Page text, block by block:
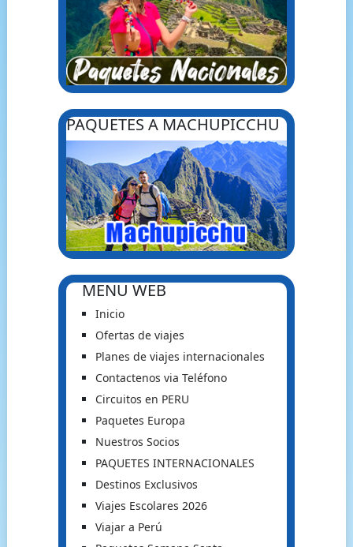
PAQUETES A MACHUPICCHU
MENU WEB
Inicio
Ofertas de viajes
Planes de viajes internacionales
Contactenos via Teléfono
Circuitos en PERU
Paquetes Europa
Nuestros Socios
PAQUETES INTERNACIONALES
Destinos Exclusivos
Viajes Escolares 2026
Viajar a Perú